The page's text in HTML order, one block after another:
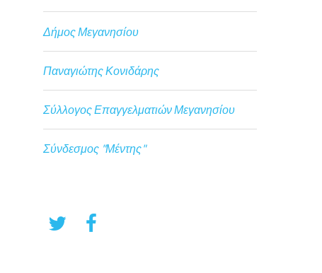
Δήμος Μεγανησίου
Παναγιώτης Κονιδάρης
Σύλλογος Επαγγελματιών Μεγανησίου
Σύνδεσμος "Μέντης"